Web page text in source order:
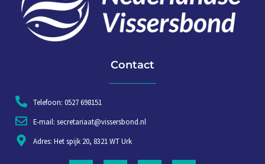
Contact
Telefoon: 0527 698151
E-mail: secretariaat@vissersbond.nl
Adres: Het spijk 20, 8321 WT Urk